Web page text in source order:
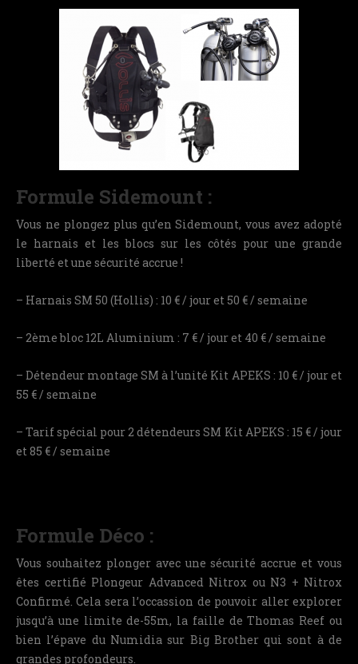
Formule Sidemount :
Vous ne plongez plus qu’en Sidemount, vous avez adopté
le harnais et les blocs sur les côtés pour une grande
liberté et une sécurité accrue !
– Harnais SM 50 (Hollis) : 10 € / jour et 50 € / semaine
– 2ème bloc 12L Aluminium : 7 € / jour et 40 € / semaine
– Détendeur montage SM à l’unité Kit APEKS : 10 € / jour et
55 € / semaine
– Tarif spécial pour 2 détendeurs SM Kit APEKS : 15 € / jour
et 85 € / semaine
Formule Déco :
Vous souhaitez plonger avec une sécurité accrue et vous
êtes certifié Plongeur Advanced Nitrox ou N3 + Nitrox
Confirmé. Cela sera l’occassion de pouvoir aller explorer
jusqu’à une limite de-55m, la faille de Thomas Reef ou
bien l’épave du Numidia sur Big Brother qui sont à de
grandes profondeurs.